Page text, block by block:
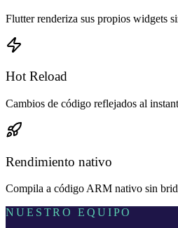
Flutter renderiza sus propios widgets
Hot Reload
Cambios de código reflejados al
Rendimiento nativo
Compila a código ARM nativo sin
NUESTRO EQUIPO